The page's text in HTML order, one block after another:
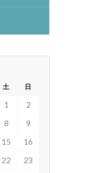
土 日
1
2
8
9
15
16
22
23